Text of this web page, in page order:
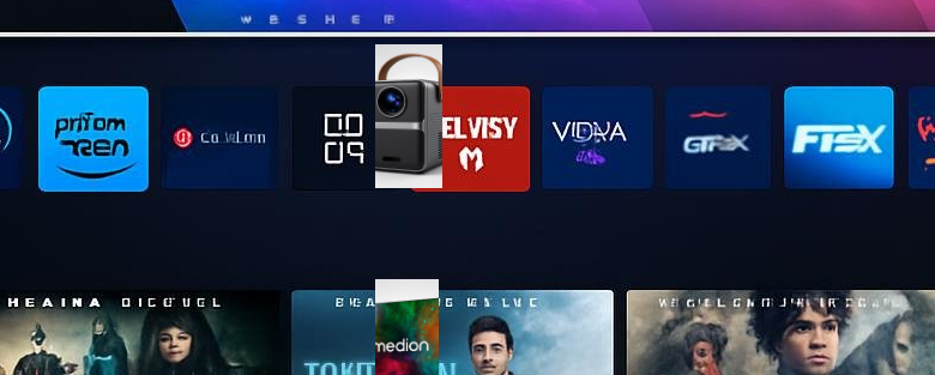
smart con Netflix ready, il mini
cinema tascabile in promo su
Amazon
Medion 55″ QLED 4K
MD855701, smart TV completa
con Dolby Vision e app
integrate in offerta su Amazon